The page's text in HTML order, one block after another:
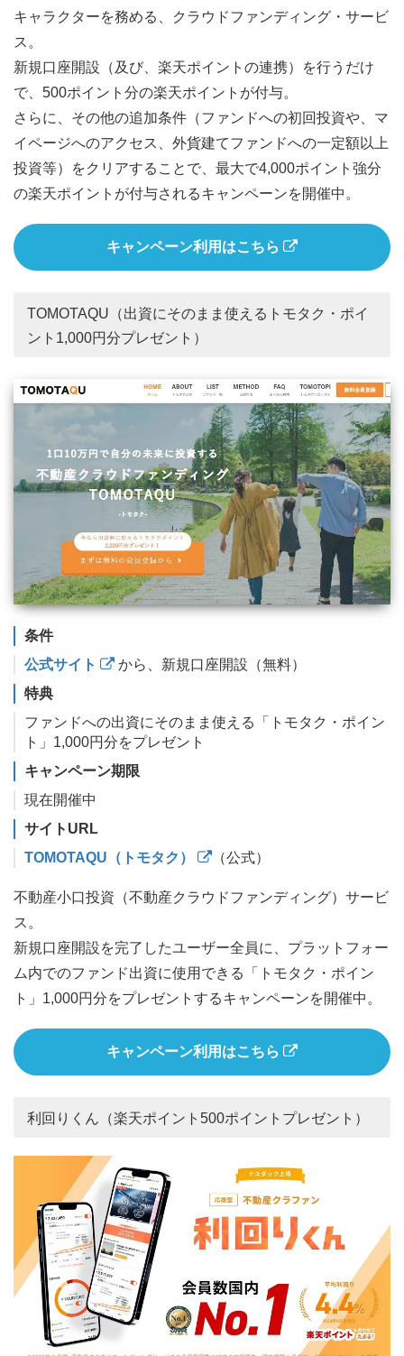
キャラクターを務める、クラウドファンディング・サービ
ス。
新規口座開設（及び、楽天ポイントの連携）を行うだけ
で、500ポイント分の楽天ポイントが付与。
さらに、その他の追加条件（ファンドへの初回投資や、マ
イページへのアクセス、外貨建てファンドへの一定額以上
投資等）をクリアすることで、最大で4,000ポイント強分
の楽天ポイントが付与されるキャンペーンを開催中。
キャンペーン利用はこちら
TOMOTAQU（出資にそのまま使えるトモタク・ポイ
ント1,000円分プレゼント）
条件
公式サイト
から、新規口座開設（無料）
特典
ファンドへの出資にそのまま使える「トモタク・ポイン
ト」1,000円分をプレゼント
キャンペーン期限
現在開催中
サイトURL
TOMOTAQU（トモタク）
（公式）
不動産小口投資（不動産クラウドファンディング）サービ
ス。
新規口座開設を完了したユーザー全員に、プラットフォー
ム内でのファンド出資に使用できる「トモタク・ポイン
ト」1,000円分をプレゼントするキャンペーンを開催中。
キャンペーン利用はこちら
利回りくん（楽天ポイント500ポイントプレゼント）